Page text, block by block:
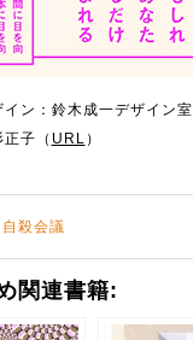
イン：鈴木成一デザイン室
子（ URL ）
自殺会議
関連書籍: